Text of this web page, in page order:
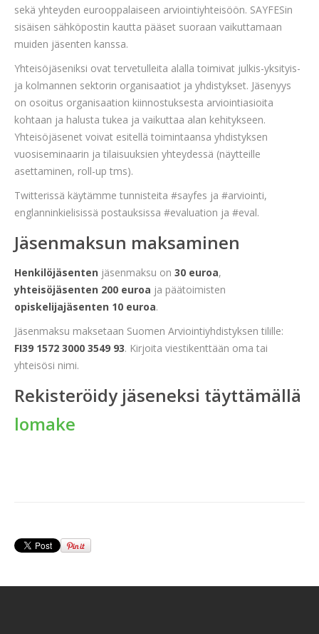
sekä yhteyden eurooppalaiseen arviointiyhteisöön. SAYFESin
sisäisen sähköpostin kautta pääset suoraan vaikuttamaan
muiden jäsenten kanssa.
Yhteisöjäseniksi ovat tervetulleita alalla toimivat julkis-yksityis-
ja kolmannen sektorin organisaatiot ja yhdistykset. Jäsenyys
on osoitus organisaation kiinnostuksesta arviointiasioita
kohtaan ja halusta tukea ja vaikuttaa alan kehitykseen.
Yhteisöjäsenet voivat esitellä toimintaansa yhdistyksen
vuosiseminaarin ja tilaisuuksien yhteydessä (näytteille
asettaminen, roll-up tms).
Twitterissä käytämme tunnisteita #sayfes ja #arviointi,
englanninkielisissä postauksissa #evaluation ja #eval.
Jäsenmaksun maksaminen
Henkilöjäsenten jäsenmaksu on 30 euroa,
yhteisöjäsenten 200 euroa ja päätoimisten
opiskelijajäsenten 10 euroa.
Jäsenmaksu maksetaan Suomen Arviointiyhdistyksen tilille:
FI39 1572 3000 3549 93. Kirjoita viestikenttään oma tai
yhteisösi nimi.
Rekisteröidy jäseneksi täyttämällä
lomake